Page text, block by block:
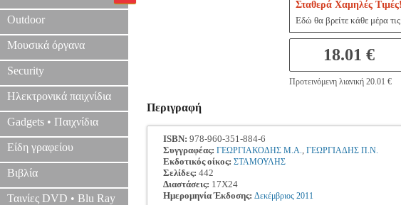
Outdoor
Μουσικά όργανα
Security
Ηλεκτρονικά παιχνίδια
Gadgets • Παιχνίδια
Είδη γραφείου
Βιβλία
Ταινίες DVD • Blu Ray
Σταθερά Χαμηλές Τιμές!
Εδώ θα βρείτε κάθε μέρα
18.01 €
Προτεινόμενη λιανική 20.01 €
Περιγραφή
ISBN: 978-960-351-884-6
Συγγραφέας: ΓΕΩΡΓΙΑΚΟΔΗΣ Μ.Α., ΓΕΩΡΓΙΑΔΗΣ Π.Ν.
Εκδοτικός οίκος: ΣΤΑΜΟΥΛΗΣ
Σελίδες: 442
Διαστάσεις: 17Χ24
Ημερομηνία Έκδοσης: Δεκέμβριος 2011